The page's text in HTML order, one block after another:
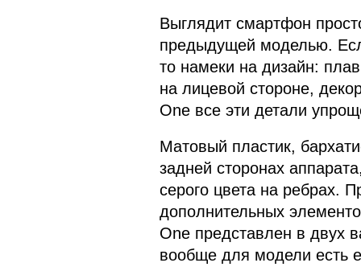
Выглядит смартфон
предыдущей моделью.
то намеки на дизайн:
на лицевой стороне,
One все эти детали
Матовый пластик,
задней сторонах
серого цвета на ребрах.
дополнительных
One представлен в двух
вообще для модели есть